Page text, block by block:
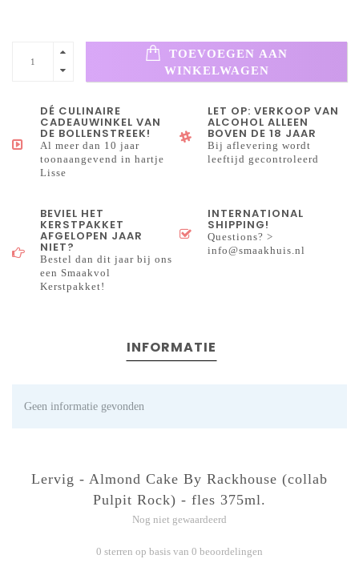
TOEVOEGEN AAN
WINKELWAGEN
DÉ CULINAIRE
CADEAUWINKEL VAN
DE BOLLENSTREEK!
Al meer dan 10 jaar
toonaangevend in hartje
Lisse
LET OP: VERKOOP VAN
ALCOHOL ALLEEN
BOVEN DE 18 JAAR
Bij aflevering wordt
leeftijd gecontroleerd
BEVIEL HET
KERSTPAKKET
AFGELOPEN JAAR
NIET?
Bestel dan dit jaar bij ons
een Smaakvol
Kerstpakket!
INTERNATIONAL
SHIPPING!
Questions? >
info@smaakhuis.nl
INFORMATIE
Geen informatie gevonden
Lervig - Almond Cake By Rackhouse (collab
Pulpit Rock) - fles 375ml.
Nog niet gewaardeerd
0 sterren op basis van 0 beoordelingen